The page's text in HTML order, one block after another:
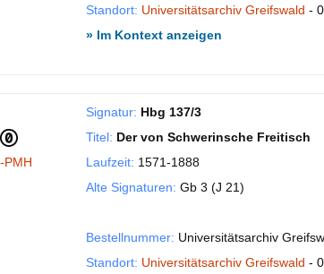
Standort: Universitätsarchiv Greifswald -
» Im Kontext anzeigen
PMH
Signatur: Hbg 137/3
Titel: Der von Schwerinsche Freitisch
Laufzeit: 1571-1888
Alte Signaturen: Gb 3 (J 21)
Bestellnummer: Universitätsarchiv
Standort: Universitätsarchiv Greifswald -